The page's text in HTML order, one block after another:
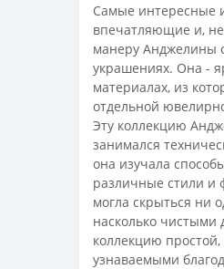
Самые интересные
впечатляющие и,
манеру Анджелины
украшениях. Она -
материалах, из
отдельной
Эту коллекцию
занимался
она изучала
различные стили и
могла скрыться ни
насколько
коллекцию
узнаваемыми